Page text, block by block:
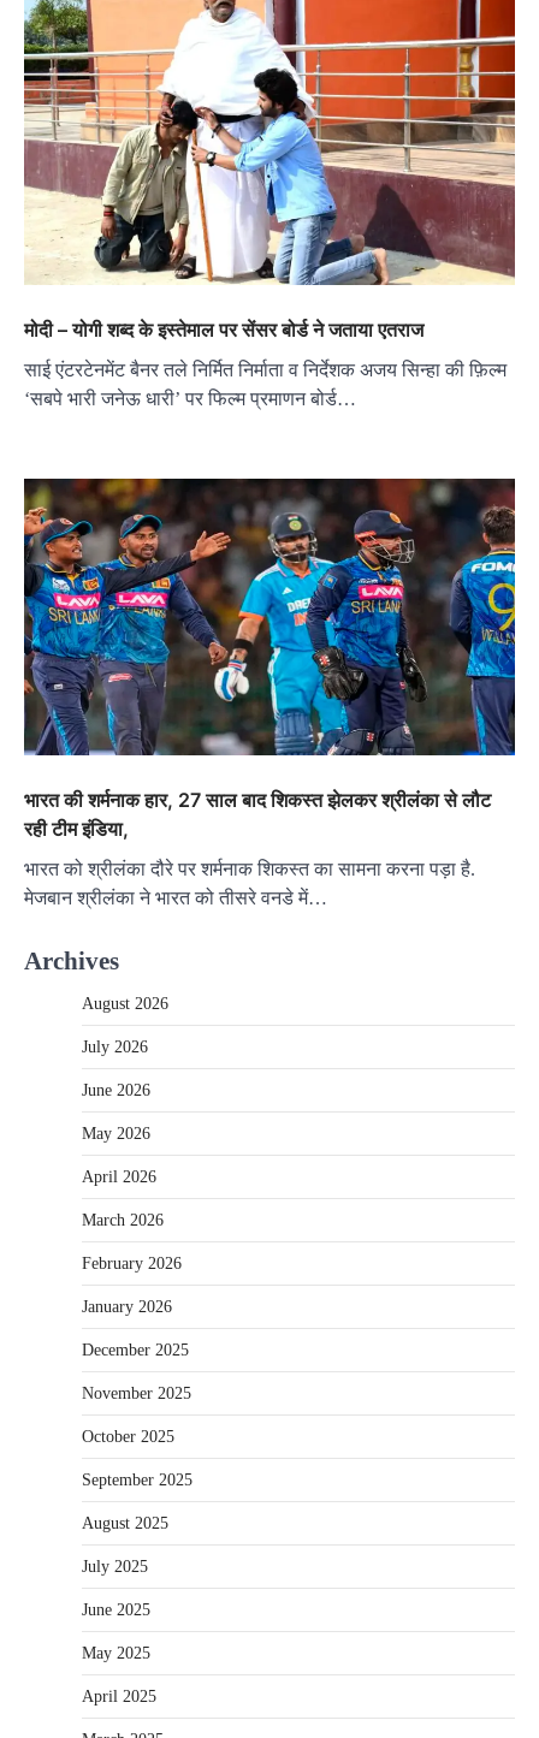
मोदी – योगी शब्द के इस्तेमाल पर सेंसर बोर्ड ने जताया एतराज
साई एंटरटेनमेंट बैनर तले निर्मित निर्माता व निर्देशक अजय सिन्हा की फ़िल्म
‘सबपे भारी जनेऊ धारी’ पर फिल्म प्रमाणन बोर्ड…
भारत की शर्मनाक हार, 27 साल बाद शिकस्त झेलकर श्रीलंका से लौट
रही टीम इंडिया,
भारत को श्रीलंका दौरे पर शर्मनाक शिकस्त का सामना करना पड़ा है.
मेजबान श्रीलंका ने भारत को तीसरे वनडे में…
Archives
August 2026
July 2026
June 2026
May 2026
April 2026
March 2026
February 2026
January 2026
December 2025
November 2025
October 2025
September 2025
August 2025
July 2025
June 2025
May 2025
April 2025